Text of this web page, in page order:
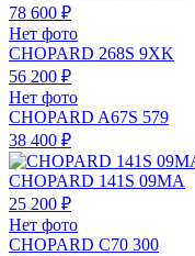
78 600 ₽
Нет фото
CHOPARD 268S 9XK
56 200 ₽
Нет фото
CHOPARD A67S 579
38 400 ₽
CHOPARD 141S 09MA
25 200 ₽
Нет фото
CHOPARD C70 300